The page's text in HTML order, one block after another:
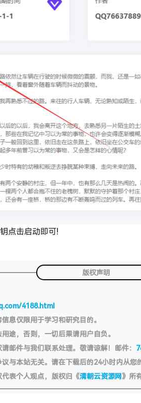
点击启动即可!
版权声明
4188.html
息仅限用于学习和研究目的。
途，否则，一切后果请用户自负。
邮件与我们联系处理。敬请谅解！邮件：
与本站无关。请在下载后的24小时内从您
表个人观点，版权归《清朝云资源网》所